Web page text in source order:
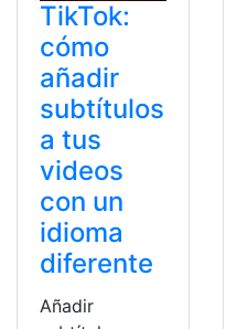
TikTok:
cómo
añadir
subtítulos
a tus
videos
con un
idioma
diferente
Añadir